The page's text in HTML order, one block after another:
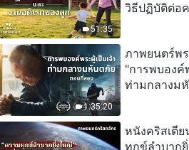
18:09
พระวจนะของพระเจ้า | "
วจนะของพระเจ้าถึงทั้งจักร
บทที่ 47"
24:43
พระวจนะของพระเจ้า | "
ตีความความล้ำลึกต่างๆ แ
วจนะของพระเจ้าถึงทั้งจักร
บทที่ 1"
51:35
วิธีปฏิบัติต่อ
1:35:20
ภาพยนตร์พ
"การพบองค์
ท่ามกลางม
รอดชีวิตได้อ
หนังคริสเตี
ทุกข์ลำบาก